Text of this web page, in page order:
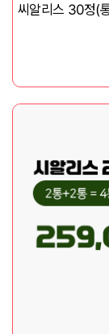
씨알리스 30정(